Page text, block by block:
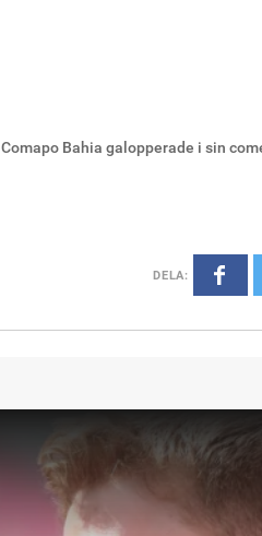
Comapo Bahia galopperade i sin
DELA: